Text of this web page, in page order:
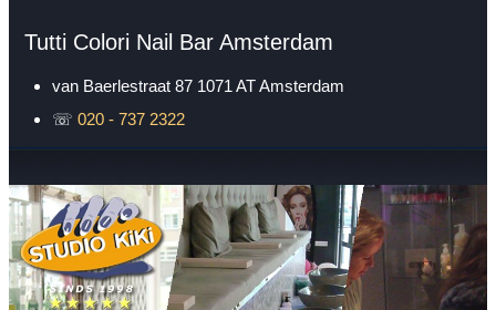
Tutti Colori Nail Bar Amsterdam
van Baerlestraat 87 1071 ATAmsterdam
☏020 - 737 2322